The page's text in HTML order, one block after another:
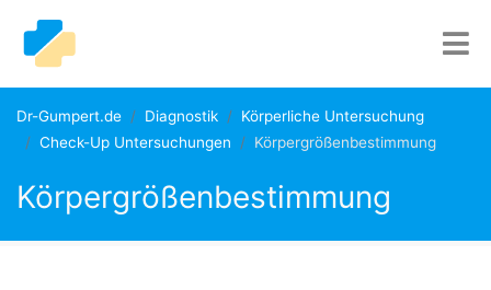
Dr-Gumpert.de Diagnostik
Körperliche Untersuchung
Check-Up Untersuchungen
Körpergrößenbestimmung
Körpergrößenbestimmung